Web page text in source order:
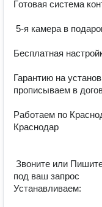
Гoтoвая cиcтемa
Бесплатная
Гарантию на
прописываем в
Работаем по
Краснодар
под ваш запрос
Устанавливаем: